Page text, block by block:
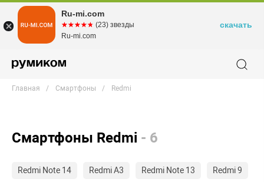
Главная Смартфоны Redmi
Смартфоны Redmi - 6
Redmi Note 14 Redmi A3 Redmi Note 13 Redmi 9
Ru-mi.com
☆☆☆☆☆
★★★★★ (23) звезды
Ru-mi.com
скачать